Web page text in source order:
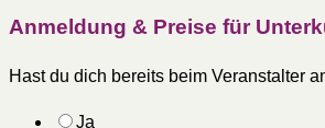
Anmeldung & Preise für
Hast du dich bereits beim Veranstalter
Ja